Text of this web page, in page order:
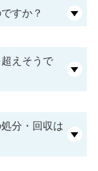
すか？
えそうで
分・回収は